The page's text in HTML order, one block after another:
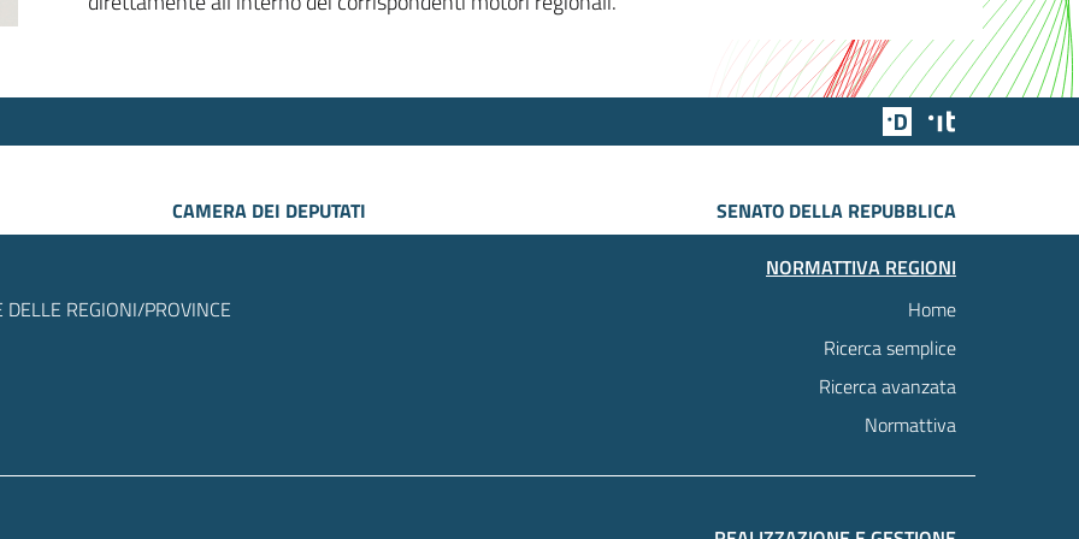
Team Digitale
CAMERA DEI DEPUTATI SENATO DELLA REPUBBLICA
REGIONI/PROVINCE
NORMATTIVA REGIONI
Home
Ricerca semplice
Ricerca avanzata
Normattiva